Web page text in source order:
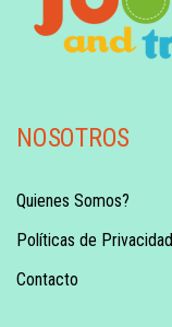
NOSOTROS
Quienes Somos?
Políticas de Privacidad
Contacto